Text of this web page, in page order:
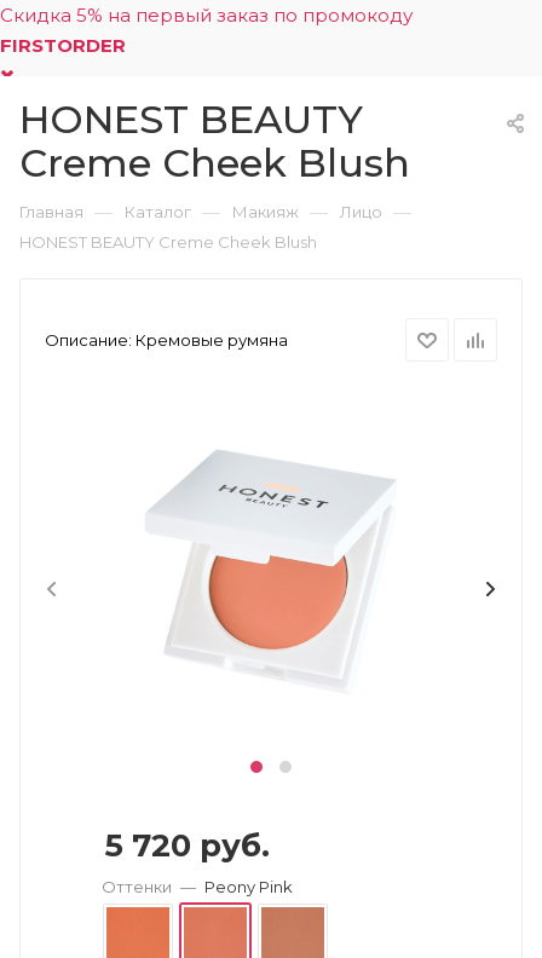
Скидка 5% на первый заказ по промокоду
FIRSTORDER
0
HONEST BEAUTY
Creme Cheek Blush
Главная — Каталог — Макияж — Лицо —
HONEST BEAUTY Creme Cheek Blush
Описание: Кремовые румяна
5 720 руб.
Оттенки — Peony Pink